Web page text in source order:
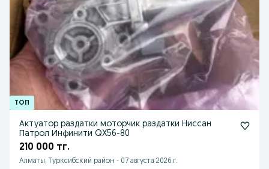
Актуатор раздатки моторчик раздатки Ниссан
Патрол Инфинити QX56-80
210 000 тг.
Алматы, Турксибский район - 07 августа 2026 г.